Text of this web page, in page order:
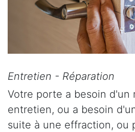
Entretien - Réparation
Votre porte a besoin d'un
entretien, ou a besoin
suite à une effraction, ou